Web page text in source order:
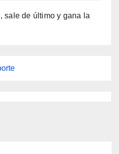
sale de último y gana la